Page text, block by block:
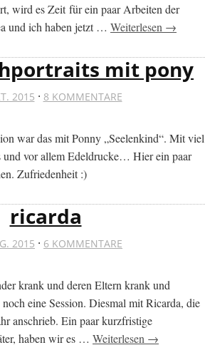
wird es Zeit für ein paar Arbeiten der
und ich haben jetzt … Weiterlesen →
mit pony
2015 · 8 KOMMENTARE
war das mit Ponny „Seelenkind“. Mit viel
und vor allem Edeldrucke… Hier ein paar
Zufriedenheit :)
ricarda
2015 · 6 KOMMENTARE
krank und deren Eltern krank und
eine Session. Diesmal mit Ricarda, die
anschrieb. Ein paar kurzfristige
haben wir es … Weiterlesen →